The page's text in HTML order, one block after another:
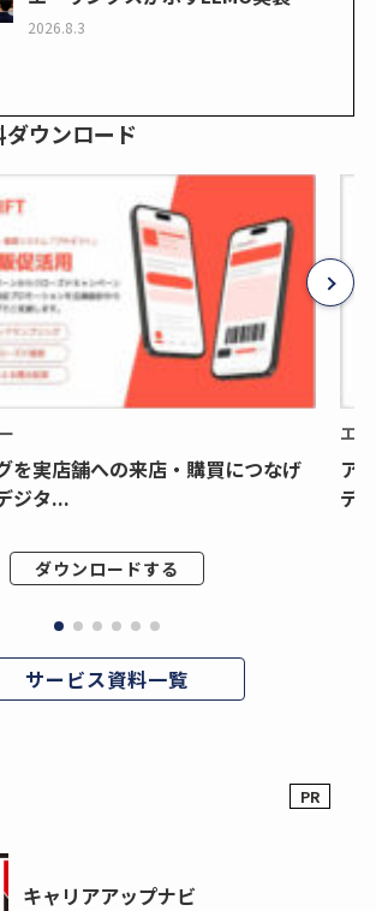
2026.8.3
ウンロード
を実店舗への来店・購買につなげ
ジタ...
ダウンロードする
エ
ア
デ
サービス資料一覧
キャリアアップナビ